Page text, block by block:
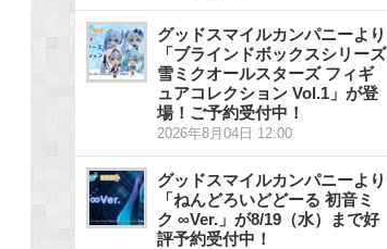
グッドスマイルカンパニーより
「ブラインドボックスシリーズ
雪ミクオールスターズ フィギ
ュアコレクション Vol.1」が登
場！ご予約受付中！
2026年8月04日 12:00
グッドスマイルカンパニーより
「ねんどろいどどーる 初音ミ
ク ∞Ver.」が8/19（水）まで好
評予約受付中！